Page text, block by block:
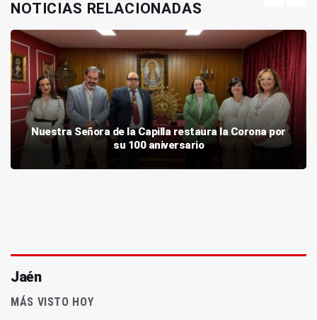
NOTICIAS RELACIONADAS
Nuestra Señora de la Capilla restaura la Corona por
su 100 aniversario
Jaén
MÁS VISTO HOY